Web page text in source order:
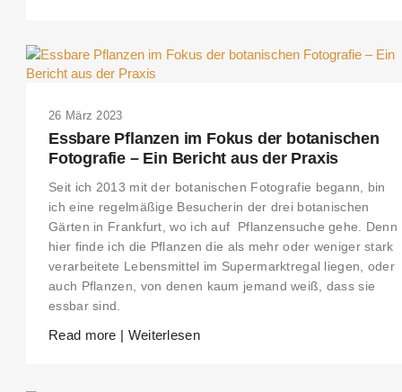
26 März 2023
Essbare Pflanzen im Fokus der botanischen
Fotografie – Ein Bericht aus der Praxis
Seit ich 2013 mit der botanischen Fotografie begann, bin
ich eine regelmäßige Besucherin der drei botanischen
Gärten in Frankfurt, wo ich auf Pflanzensuche gehe. Denn
hier finde ich die Pflanzen die als mehr oder weniger stark
verarbeitete Lebensmittel im Supermarktregal liegen, oder
auch Pflanzen, von denen kaum jemand weiß, dass sie
essbar sind.
Read more | Weiterlesen